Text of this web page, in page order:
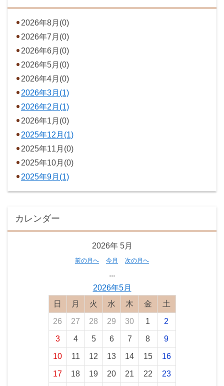
2026年8月(0)
2026年7月(0)
2026年6月(0)
2026年5月(0)
2026年4月(0)
2026年3月(1)
2026年2月(1)
2026年1月(0)
2025年12月(1)
2025年11月(0)
2025年10月(0)
2025年9月(1)
カレンダー
2026年 5月
前の月へ 今月 次の月へ
...
2026年5月
日曜日月曜日火曜日水曜日木曜日金曜日土曜日
26 27 28 29 30 1 2
3 4 5 6 7 8 9
10 11 12 13 14 15 16
17 18 19 20 21 22 23